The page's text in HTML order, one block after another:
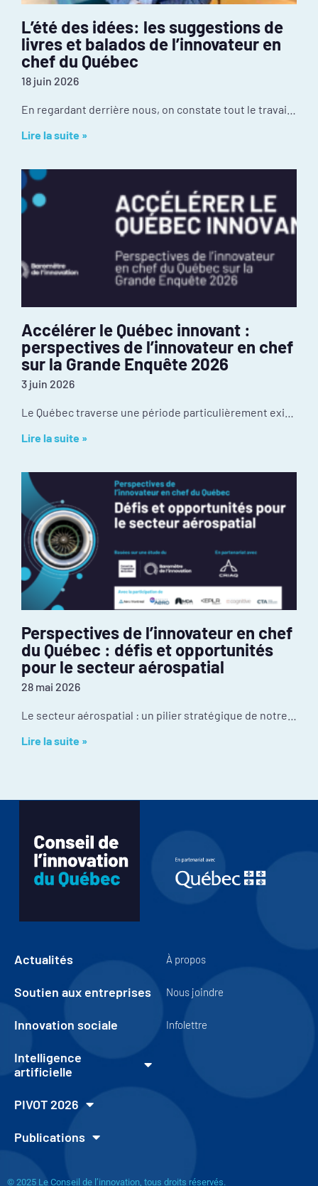
L’été des idées: les suggestions de
livres et balados de l’innovateur en
chef du Québec
18 juin 2026
Lire la suite »
Accélérer le Québec innovant :
perspectives de l’innovateur en chef
sur la Grande Enquête 2026
3 juin 2026
Lire la suite »
Perspectives de l’innovateur en chef
du Québec : défis et opportunités
pour le secteur aérospatial
28 mai 2026
Lire la suite »
Actualités
Soutien aux entreprises
Innovation sociale
Intelligence
artificielle
PIVOT 2026
Publications
À propos
Nous joindre
Infolettre
© 2025 Le Conseil de l’innovation, tous droits réservés.